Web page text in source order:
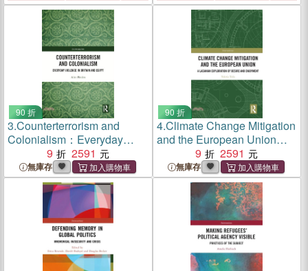
90 折
3.Counterterrorism and
Colonialism：Everyday
Violence in Britain and
Egypt
9 2591
無庫存
90 折
4.Climate Change Mitigation
and the European Union：A
Lacanian Exploration of
Desire and Enjoyment
9 2591
無庫存